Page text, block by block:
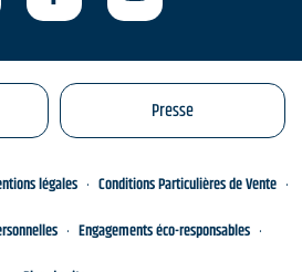
Presse
légales
Conditions Particulières de Vente
Engagements éco-responsables